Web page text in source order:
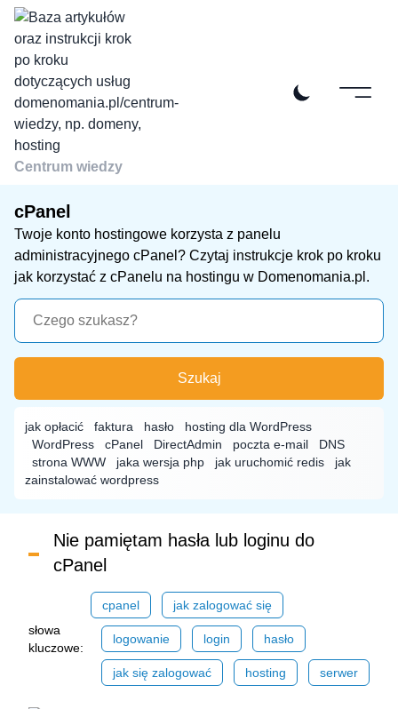
Centrum wiedzy
cPanel
Twoje konto hostingowe korzysta z panelu
administracyjnego cPanel? Czytaj instrukcje krok po kroku
jak korzystać z cPanelu na hostingu w Domenomania.pl.
Szukaj
jak opłacić faktura hasło
hosting dla WordPress
WordPress
cPanel DirectAdmin poczta e-mail
DNS
strona WWW
jaka wersja php jak uruchomić redis
jak
zainstalować wordpress
Nie pamiętam hasła lub loginu do
cPanel
słowa
kluczowe:
cpanel jak zalogować się
logowanie login hasło
jak się zalogować hosting serwer